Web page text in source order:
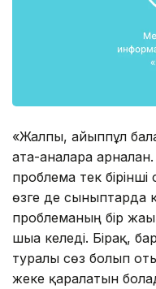
«Жалпы, айыппұл
ата-аналарға
проблема тек
өзге де сыныптарда
проблеманың бір
шыға келеді. Бірақ,
туралы сөз болып
жеке қаралатын